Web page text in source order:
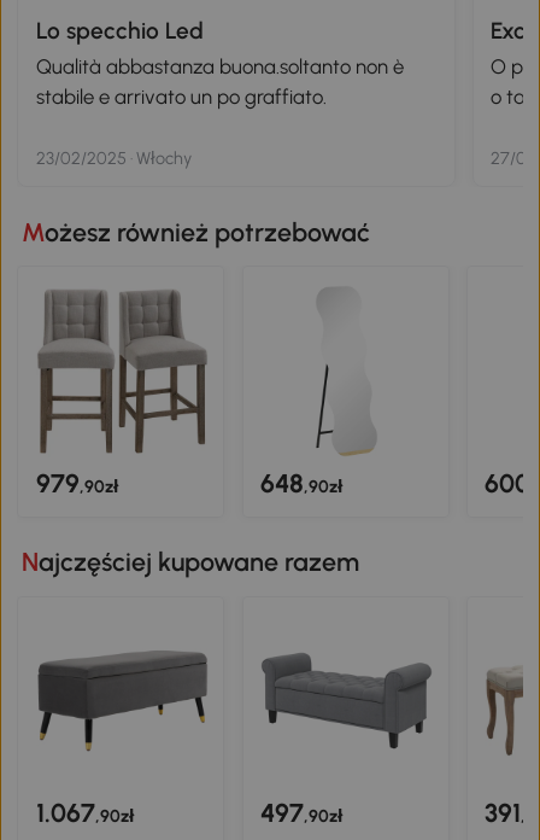
Lo specchio Led
Qualità abbastanza buona.soltanto non è
stabile e arrivato un po graffiato.
23/02/2025 · Włochy
O
o
27/01/
Możesz również potrzebować
979,90zł 648,90zł 600
Najczęściej kupowane razem
1.067,90zł 497,90zł 391